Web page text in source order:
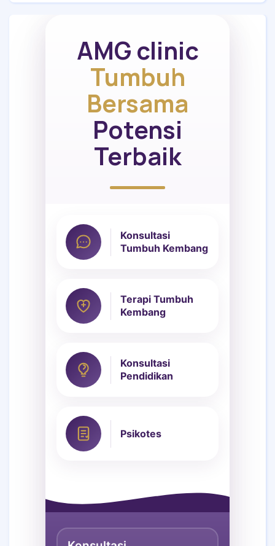
AMG clinic
Tumbuh
Bersama
Potensi
Terbaik
Konsultasi
Tumbuh Kembang
Terapi Tumbuh
Kembang
Konsultasi
Pendidikan
Psikotes